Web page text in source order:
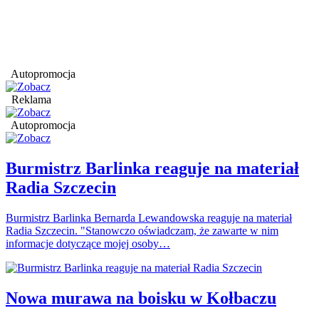
Autopromocja
Reklama
Autopromocja
Burmistrz Barlinka reaguje na materiał
Radia Szczecin
Burmistrz Barlinka Bernarda Lewandowska reaguje na materiał
Radia Szczecin. "Stanowczo oświadczam, że zawarte w nim
informacje dotyczące mojej osoby…
Nowa murawa na boisku w Kołbaczu